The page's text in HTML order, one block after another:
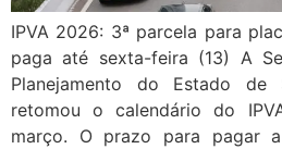
IPVA 2026: 3ª parcela para
paga até sexta-feira (13) A
Planejamento do Estado de
retomou o calendário do
março. O prazo para pagar